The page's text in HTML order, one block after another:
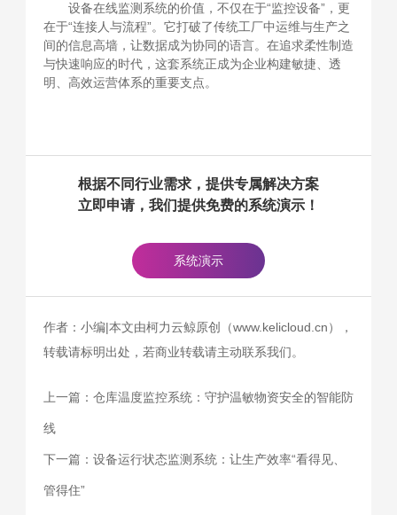
设备在线监测系统的价值，不仅在于“监控设备”，更
在于“连接人与流程”。它打破了传统工厂中运维与生产之
间的信息高墙，让数据成为协同的语言。在追求柔性制造
与快速响应的时代，这套系统正成为企业构建敏捷、透
明、高效运营体系的重要支点。
根据不同行业需求，提供专属解决方案
立即申请，我们提供免费的系统演示！
系统演示
作者：小编|本文由柯力云鲸原创（www.kelicloud.cn），
转载请标明出处，若商业转载请主动联系我们。
上一篇： 仓库温度监控系统：守护温敏物资安全的智能防
线
下一篇： 设备运行状态监测系统：让生产效率“看得见、
管得住”